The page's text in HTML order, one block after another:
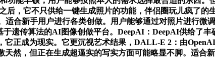
，它不只供给一键生成照片的功能，伴侣圈玩儿疯了的
合新手用户进行各类创做。用户能够通过对照片进行微
遗传算法的AI图像创做平台。DeepAI：DeepAI供给了
正成为现实。它更沉视艺术结果，DALL-E 2：由
然，但正在生成超逼实的写实方面可能略显不脚。适合